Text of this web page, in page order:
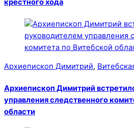
крестного хода
Архиепископ Димитрий,
Архиепископ Димитрий
управления следственного
области